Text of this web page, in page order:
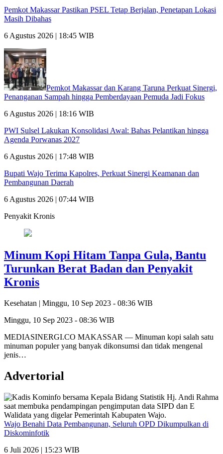
Pemkot Makassar Pastikan PSEL Tetap Berjalan, Penetapan Lokasi
Masih Dibahas
6 Agustus 2026 | 18:45 WIB
Pemkot Makassar dan Karang Taruna Perkuat Sinergi,
Penanganan Sampah hingga Pemberdayaan Pemuda Jadi Fokus
6 Agustus 2026 | 18:16 WIB
PWI Sulsel Lakukan Konsolidasi Awal: Bahas Pelantikan hingga
Agenda Porwanas 2027
6 Agustus 2026 | 17:48 WIB
Bupati Wajo Terima Kapolres, Perkuat Sinergi Keamanan dan
Pembangunan Daerah
6 Agustus 2026 | 07:44 WIB
Penyakit Kronis
Minum Kopi Hitam Tanpa Gula, Bantu
Turunkan Berat Badan dan Penyakit
Kronis
Kesehatan | Minggu, 10 Sep 2023 - 08:36 WIB
Minggu, 10 Sep 2023 - 08:36 WIB
MEDIASINERGI.CO MAKASSAR — Minuman kopi salah satu
minuman populer yang banyak dikonsumsi dan tidak mengenal
jenis…
Advertorial
Wajo Benahi Data Pembangunan, Seluruh OPD Dikumpulkan di
Diskominfotik
6 Juli 2026 | 15:23 WIB